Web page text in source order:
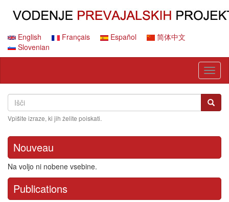
contentEnglish Français Español
简体中文
Slovenian
Search
Išči Išči
Vpišite izraze, ki jih želite poiskati.
Nouveau
Na voljo ni nobene vsebine.
Publications